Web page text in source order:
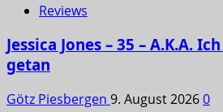
Reviews
Jessica Jones – 35 – A.K.A.
getan
Götz Piesbergen 9. August 20260